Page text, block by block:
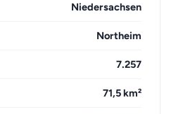
Niedersachsen
Northeim
7.257
71,5 km²